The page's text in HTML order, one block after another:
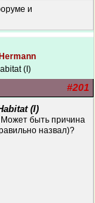
и
Hermann
(I)
#201
(I)
быть причина
назвал)?